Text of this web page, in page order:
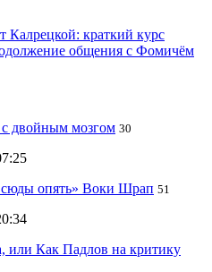
Калрецкой: краткий курс
общения с Фомичём
двойным мозгом 30
опять» Воки Шрап 51
или Как Падлов на критику